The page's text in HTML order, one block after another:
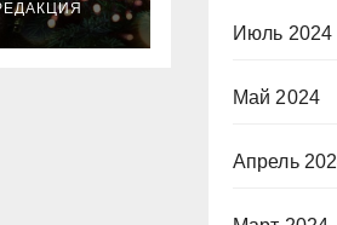
Июль 2024
Май 2024
Апрель